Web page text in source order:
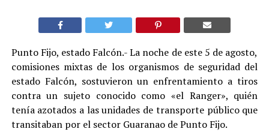
Punto Fijo, estado Falcón.- La noche de este 5 de agosto,
comisiones mixtas de los organismos de seguridad del
estado Falcón, sostuvieron un enfrentamiento a tiros
contra un sujeto conocido como «el Ranger», quién
tenía azotados a las unidades de transporte público que
transitaban por el sector Guaranao de Punto Fijo.